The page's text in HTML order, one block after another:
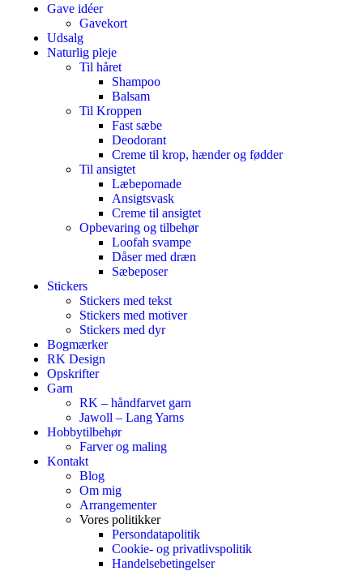
Gave idéer
Gavekort
Udsalg
Naturlig pleje
Til håret
Shampoo
Balsam
Til Kroppen
Fast sæbe
Deodorant
Creme til krop, hænder og fødder
Til ansigtet
Læbepomade
Ansigtsvask
Creme til ansigtet
Opbevaring og tilbehør
Loofah svampe
Dåser med dræn
Sæbeposer
Stickers
Stickers med tekst
Stickers med motiver
Stickers med dyr
Bogmærker
RK Design
Opskrifter
Garn
RK – håndfarvet garn
Jawoll – Lang Yarns
Hobbytilbehør
Farver og maling
Kontakt
Blog
Om mig
Arrangementer
Vores politikker
Persondatapolitik
Cookie- og privatlivspolitik
Handelsebetingelser